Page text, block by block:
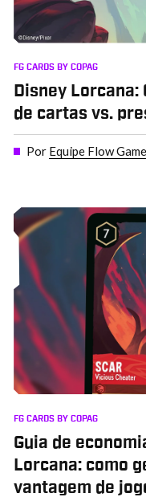
FG CARDS BY COPAG
Disney
de cartas vs.
Por Equipe Flow
FG CARDS BY COPAG
Guia de
Lorcana: como
vantagem de